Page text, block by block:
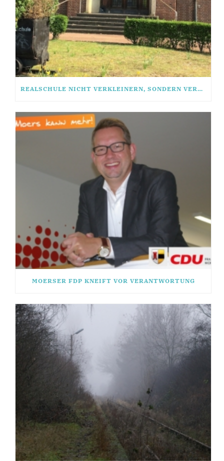
REALSCHULE NICHT VERKLEINERN, SONDERN VERGRÖSSERN!
MOERSER FDP KNEIFT VOR VERANTWORTUNG